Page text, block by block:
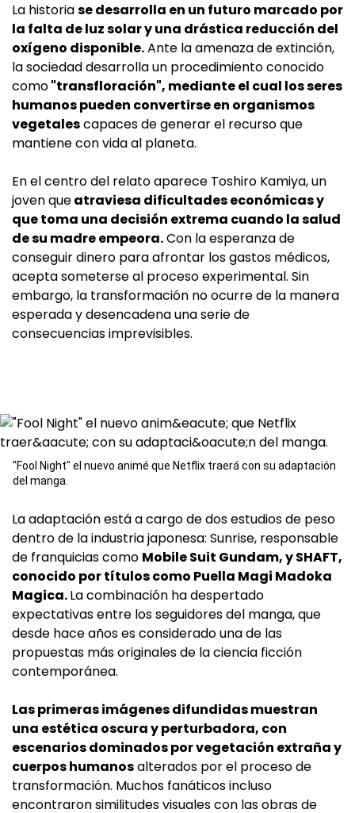
La historiase desarrolla en un futuro marcado por
la falta de luz solar y una drástica reducción del
oxígeno disponible.Ante la amenaza de extinción,
la sociedad desarrolla un procedimiento conocido
como"transfloración", mediante el cual los seres
humanos pueden convertirse en organismos
vegetalescapaces de generar el recurso que
mantiene con vida al planeta.
En el centro del relato aparece Toshiro Kamiya, un
joven queatraviesa dificultades económicas y
que toma una decisión extrema cuando la salud
de su madre empeora.Con la esperanza de
conseguir dinero para afrontar los gastos médicos,
acepta someterse al proceso experimental. Sin
embargo, la transformación no ocurre de la manera
esperada y desencadena una serie de
consecuencias imprevisibles.
"Fool Night" el nuevo animé que Netflix traerá con su adaptación
del manga.
La adaptación está a cargo de dos estudios de peso
dentro de la industria japonesa: Sunrise, responsable
de franquicias como Mobile Suit Gundam, y SHAFT,
conocido por títulos como Puella Magi Madoka
Magica.La combinación ha despertado
expectativas entre los seguidores del manga, que
desde hace años es considerado una de las
propuestas más originales de la ciencia ficción
contemporánea.
Las primeras imágenes difundidas muestran
una estética oscura y perturbadora, con
escenarios dominados por vegetación extraña y
cuerpos humanosalterados por el proceso de
transformación. Muchos fanáticos incluso
encontraron similitudes visuales con las obras de